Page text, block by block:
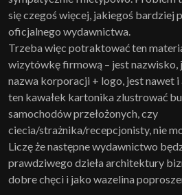
się czegoś więcej, jakiegoś bardziej
oficjalnego wydawnictwa.
Trzeba więc potraktować ten
wizytówkę firmową – jest nazwisko,
nazwa korporacji + logo, jest nawet i
ten kawałek kartonika zlustrować
samochodów przełożonych, czy
ciecia/strażnika/recepcjonisty, nie
Liczę że następne wydawnictwo
prawdziwego dzieła architektury
dobre chęci i jako wazelina